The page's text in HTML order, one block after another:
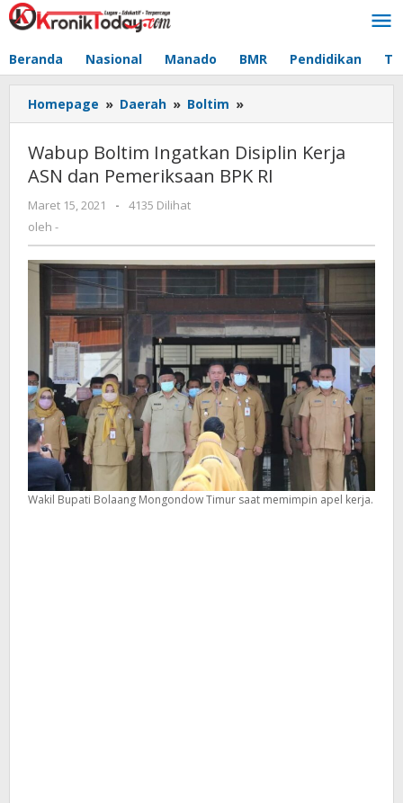
Lewati
ke
Beranda Nasional Manado BMR Pendidikan
Homepage » Daerah » Boltim »
Boltim
Ingatkan
Disiplin
Kerja
RI
Wabup Boltim Ingatkan Disiplin Kerja
ASN dan Pemeriksaan BPK RI
Maret 15, 2021
oleh
-
4135 Dilihat
oleh -
Wakil Bupati Bolaang Mongondow Timur saat memimpin apel kerja.